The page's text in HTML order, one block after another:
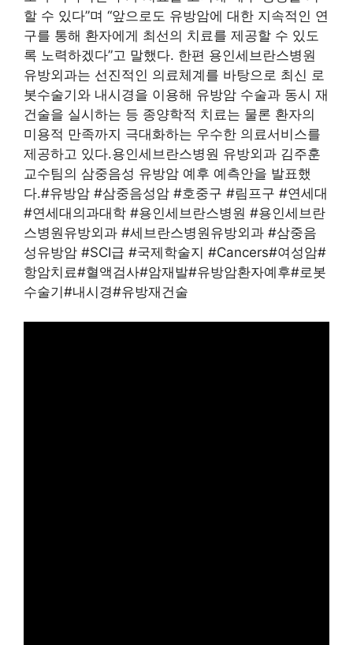
할 수 있다”며 “앞으로도 유방암에 대한 지속적인 연
구를 통해 환자에게 최선의 치료를 제공할 수 있도
록 노력하겠다”고 말했다. 한편 용인세브란스병원
유방외과는 선진적인 의료체계를 바탕으로 최신 로
봇수술기와 내시경을 이용해 유방암 수술과 동시 재
건술을 실시하는 등 종양학적 치료는 물론 환자의
미용적 만족까지 극대화하는 우수한 의료서비스를
제공하고 있다.용인세브란스병원 유방외과 김주훈
교수팀의 삼중음성 유방암 예후 예측안을 발표했
다.#유방암 #삼중음성암 #호중구 #림프구 #연세대
#연세대의과대학 #용인세브란스병원 #용인세브란
스병원유방외과 #세브란스병원유방외과 #삼중음
성유방암 #SCI급 #국제학술지 #Cancers#여성암#
항암치료#혈액검사#암재발#유방암환자예후#로봇
수술기#내시경#유방재건술